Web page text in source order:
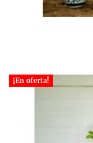
¡En oferta!